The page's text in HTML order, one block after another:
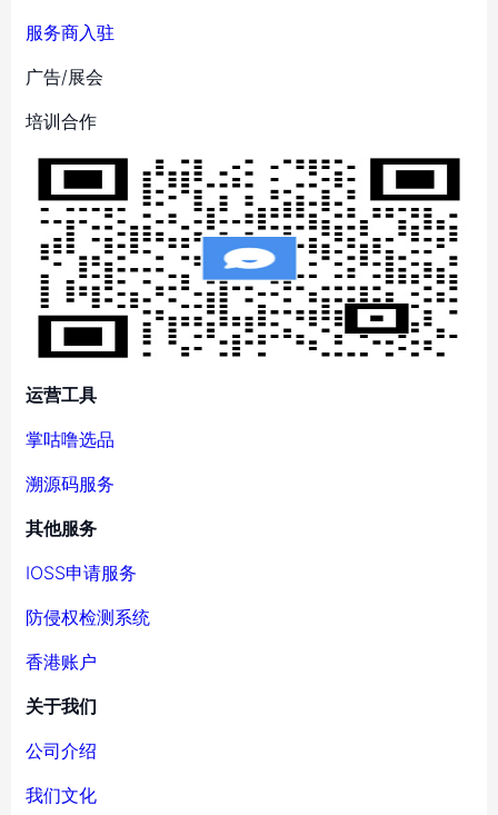
服务商入驻
广告/展会
培训合作
运营工具
掌咕噜选品
溯源码服务
其他服务
IOSS申请服务
防侵权检测系统
香港账户
关于我们
公司介绍
我们文化